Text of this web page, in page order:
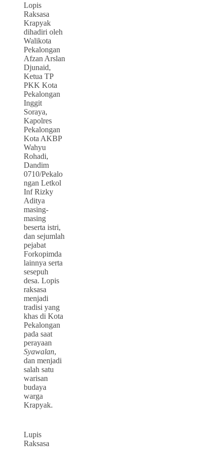
Lopis
Raksasa
Krapyak
dihadiri oleh
Walikota
Pekalongan
Afzan Arslan
Djunaid,
Ketua TP
PKK Kota
Pekalongan
Inggit
Soraya,
Kapolres
Pekalongan
Kota AKBP
Wahyu
Rohadi,
Dandim
0710/Pekalo
ngan Letkol
Inf Rizky
Aditya
masing-
masing
beserta istri,
dan sejumlah
pejabat
Forkopimda
lainnya serta
sesepuh
desa. Lopis
raksasa
menjadi
tradisi yang
khas di Kota
Pekalongan
pada saat
perayaan
Syawalan,
dan menjadi
salah satu
warisan
budaya
warga
Krapyak.
Lupis
Raksasa